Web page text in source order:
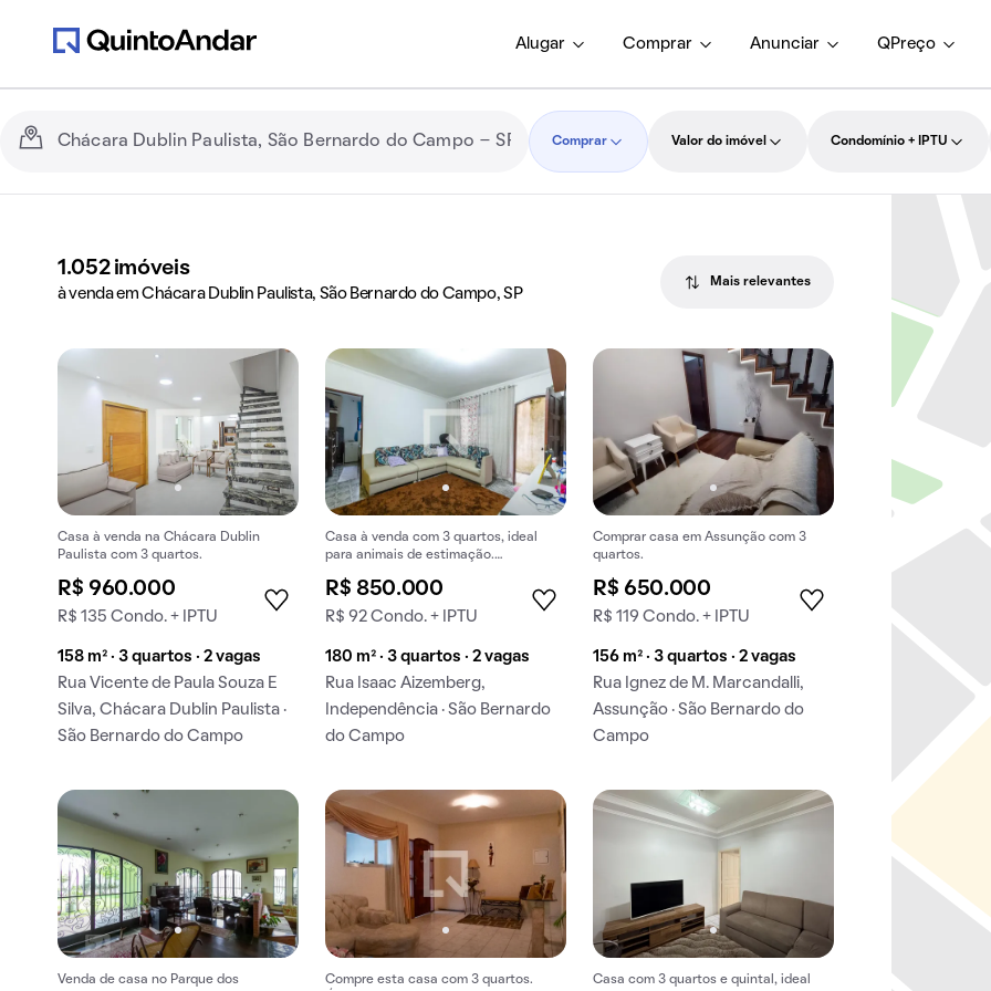
Alugar Comprar Anunciar QPreço
Comprar Valor do imóvel Condomínio + IPTU
1.052 imóveis
à venda em Chácara Dublin Paulista, São Bernardo do Campo, SP
Mais relevantes
Casa à venda na Chácara Dublin
Paulista com 3 quartos.
R$ 960.000
R$ 135 Condo. + IPTU
158 m² · 3 quartos · 2 vagas
Rua Vicente de Paula Souza E
Silva, Chácara Dublin Paulista ·
São Bernardo do Campo
Casa à venda com 3 quartos, ideal
para animais de estimação.
conforto.
R$ 850.000
R$ 92 Condo. + IPTU
180 m² · 3 quartos · 2 vagas
Rua Isaac Aizemberg,
Independência · São Bernardo
do Campo
Comprar casa em Assunção com 3
quartos.
R$ 650.000
R$ 119 Condo. + IPTU
156 m² · 3 quartos · 2 vagas
Rua Ignez de M. Marcandalli,
Assunção · São Bernardo do
Campo
Venda de casa no Parque dos Compre esta casa com 3 quartos. Casa com 3 quartos e quintal, ideal